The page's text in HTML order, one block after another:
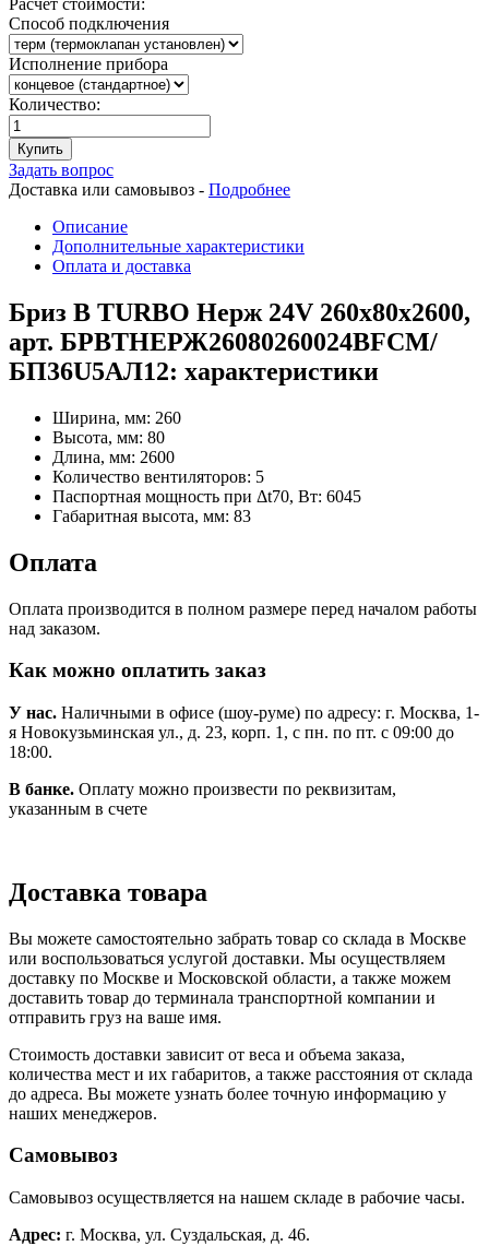
Способ подключения
Исполнение прибора
Количество:
Купить
Задать вопрос
Доставка или самовывоз - Подробнее
Описание
Дополнительные характеристики
Оплата и доставка
Бриз В TURBO Нерж 24V 260х80х2600,
арт. БРВТНЕРЖ26080260024ВFCM/
БП36U5АЛ12: характеристики
Ширина, мм: 260
Высота, мм: 80
Длина, мм: 2600
Количество вентиляторов: 5
Паспортная мощность при Δt70, Вт: 6045
Габаритная высота, мм: 83
Оплата
Оплата производится в полном размере перед началом работы
над заказом.
Как можно оплатить заказ
У нас. Наличными в офисе (шоу-руме) по адресу: г. Москва, 1-
я Новокузьминская ул., д. 23, корп. 1, с пн. по пт. с 09:00 до
18:00.
В банке. Оплату можно произвести по реквизитам,
указанным в счете
Доставка товара
Вы можете самостоятельно забрать товар со склада в Москве
или воспользоваться услугой доставки. Мы осуществляем
доставку по Москве и Московской области, а также можем
доставить товар до терминала транспортной компании и
отправить груз на ваше имя.
Стоимость доставки зависит от веса и объема заказа,
количества мест и их габаритов, а также расстояния от склада
до адреса. Вы можете узнать более точную информацию у
наших менеджеров.
Самовывоз
Самовывоз осуществляется на нашем складе в рабочие часы.
Адрес: г. Москва, ул. Суздальская, д. 46.